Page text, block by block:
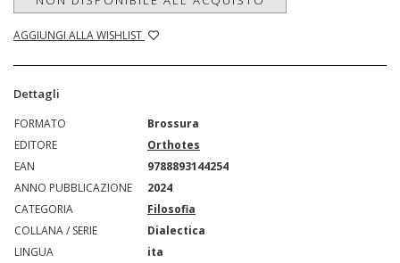
AGGIUNGI ALLA WISHLIST
Dettagli
FORMATO
Brossura
EDITORE
Orthotes
EAN
9788893144254
ANNO PUBBLICAZIONE
2024
CATEGORIA
Filosofia
COLLANA / SERIE
Dialectica
LINGUA
ita